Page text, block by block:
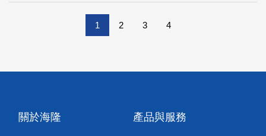
1 2 3 4
關於海隆 產品與服務